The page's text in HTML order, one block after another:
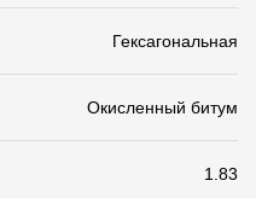
Гексагональная
Окисленный битум
1.83